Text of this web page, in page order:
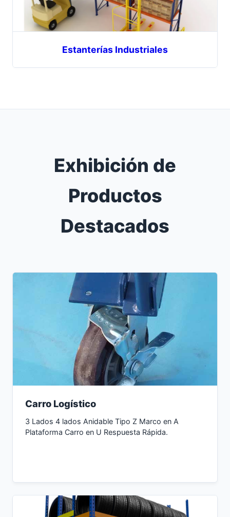
Estanterías Industriales
Exhibición de
Productos
Destacados
Carro Logístico
3 Lados 4 lados Anidable Tipo Z Marco en A
Plataforma Carro en U Respuesta Rápida.